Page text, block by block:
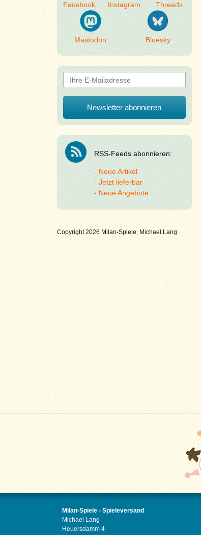
Facebook Instagram Threads
Mastodon Bluesky
RSS-Feeds abonnieren:
Neue Artikel
Jetzt lieferbar
Neue Angebote
Copyright 2026 Milan-Spiele, Michael Lang
Milan-Spiele - Spieleversand
Michael Lang
Heuersdamm 4